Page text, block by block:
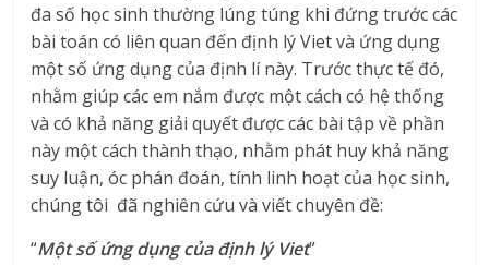
đa số học sinh thường lúng túng khi đứng trước các
bài toán có liên quan đến định lý Viet và ứng dụng
một số ứng dụng của định lí này. Trước thực tế đó,
nhằm giúp các em nắm được một cách có hệ thống
và có khả năng giải quyết được các bài tập về phần
này một cách thành thạo, nhằm phát huy khả năng
suy luận, óc phán đoán, tính linh hoạt của học sinh,
chúng tôi đã nghiên cứu và viết chuyên đề:
“Một số ứng dụng của định lý Viet”